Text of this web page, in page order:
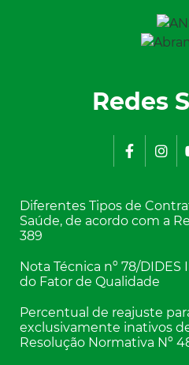
Redes
Diferentes Tipos de
Saúde, de acordo com a
389
Nota Técnica nº 78/
do Fator de Qualidade
Percentual de reajuste
exclusivamente inativos
Resolução Normativa Nº